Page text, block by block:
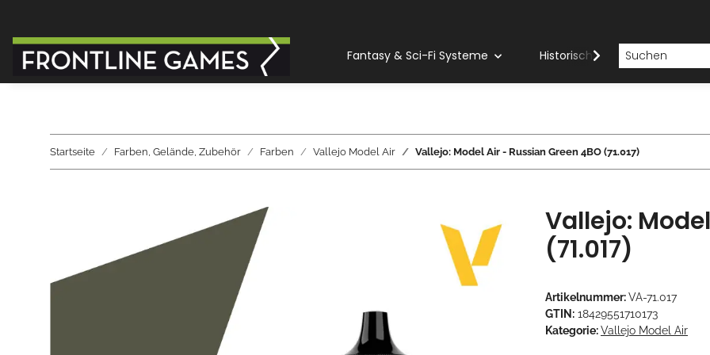
Fantasy & Sci-Fi Systeme Historische Systeme
Startseite Farben, Gelände, Zubehör Farben Vallejo Model Air Vallejo: Model Air - Russian Green 4BO (71.017)
Vallejo:
(71.017)
Artikelnummer:VA-71.017
GTIN: 18429551710173
Kategorie:Vallejo Model Air